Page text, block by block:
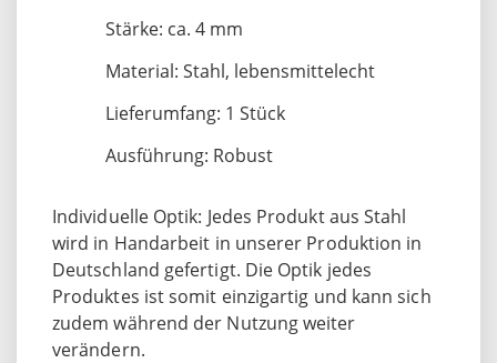
Stärke: ca. 4 mm
Material: Stahl, lebensmittelecht
Lieferumfang: 1 Stück
Ausführung: Robust
Individuelle Optik: Jedes Produkt aus Stahl
wird in Handarbeit in unserer Produktion in
Deutschland gefertigt. Die Optik jedes
Produktes ist somit einzigartig und kann sich
zudem während der Nutzung weiter
verändern.